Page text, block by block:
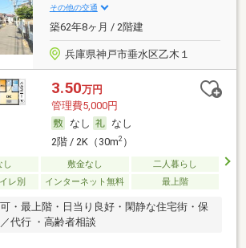
その他の交通
築62年8ヶ月 / 2階建
兵庫県神戸市垂水区乙木１
3.50万円
管理費5,000円
なし
なし
2階 / 2K（30m2）
し 敷金なし
二人暮らし
レ別
インターネット無料 最上階
・最上階・日当り良好・閑静な住宅街・保
代行 ・高齢者相談